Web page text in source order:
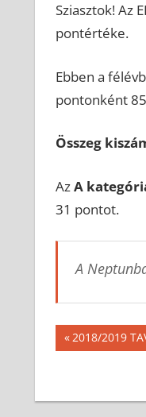
Sziasztok! Az
pontértéke.
Ebben a
pontonként
Összeg
AzA
31 pontot.
A
Previous
Post:
2018/2019